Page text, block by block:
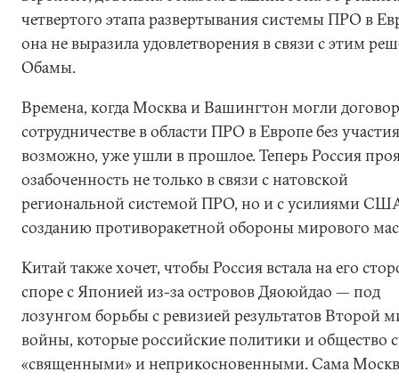
четвертого этапа развертывания системы ПРО в
она не выразила удовлетворения в связи с этим
Обамы.
Времена, когда Москва и Вашингтон могли
сотрудничестве в области ПРО в Европе без
возможно, уже ушли в прошлое. Теперь Россия
озабоченность не только в связи с натовской
региональной системой ПРО, но и с усилиями
созданию противоракетной обороны мирового
Китай также хочет, чтобы Россия встала на его
споре с Японией из-за островов Дяоюйдао — под
лозунгом борьбы с ревизией результатов Второй
войны, которые российские политики и общество
«священными» и неприкосновенными. Сама